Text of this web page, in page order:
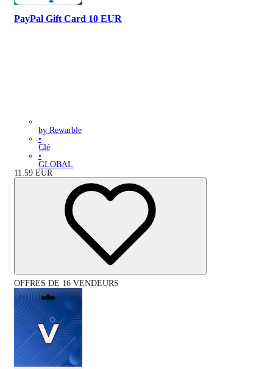
PayPal Gift Card 10 EUR
by Rewarble
•
Clé
•
GLOBAL
11.59 EUR
OFFRES DE 16 VENDEURS